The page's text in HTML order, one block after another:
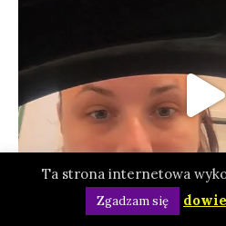
Ta strona internetowa
Zgadzam się